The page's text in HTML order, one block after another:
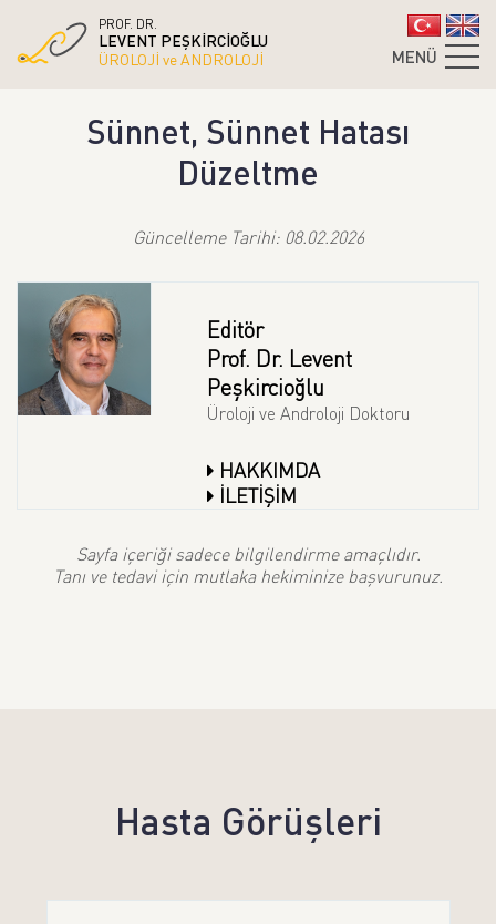
PROF. DR.
LEVENT PEŞKİRCİOĞLU
ÜROLOJİ ve ANDROLOJİ
MENÜ
Sünnet, Sünnet Hatası
Düzeltme
Güncelleme Tarihi: 08.02.2026
Editör
Prof. Dr. Levent
Peşkircioğlu
Üroloji ve Androloji Doktoru
HAKKIMDA
İLETİŞİM
Sayfa içeriği sadece bilgilendirme amaçlıdır.
Tanı ve tedavi için mutlaka hekiminize başvurunuz.
Hasta Görüşleri